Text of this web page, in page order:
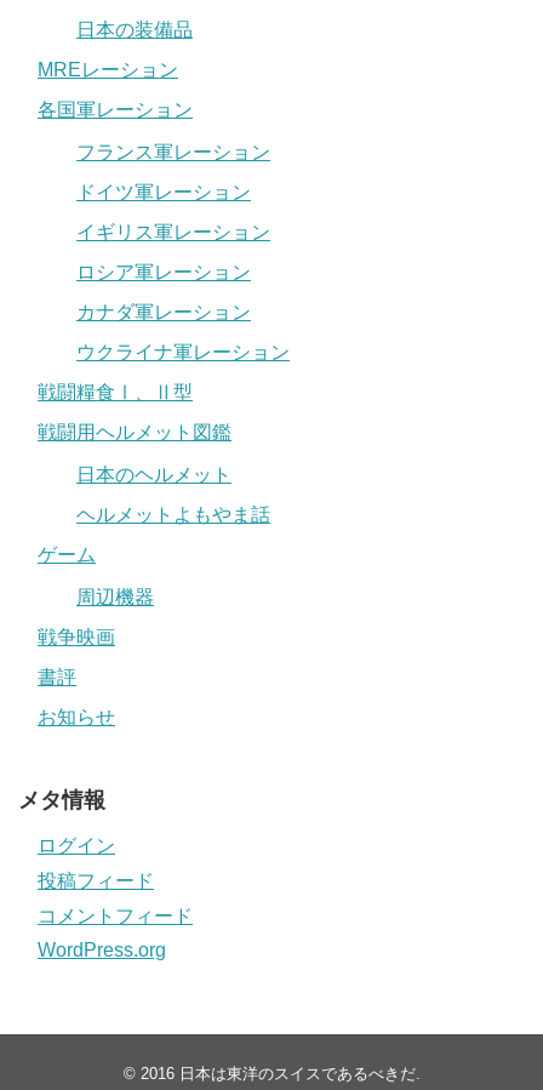
日本の装備品
MREレーション
各国軍レーション
フランス軍レーション
ドイツ軍レーション
イギリス軍レーション
ロシア軍レーション
カナダ軍レーション
ウクライナ軍レーション
戦闘糧食Ⅰ、Ⅱ型
戦闘用ヘルメット図鑑
日本のヘルメット
ヘルメットよもやま話
ゲーム
周辺機器
戦争映画
書評
お知らせ
メタ情報
ログイン
投稿フィード
コメントフィード
WordPress.org
© 2016 日本は東洋のスイスであるべきだ.